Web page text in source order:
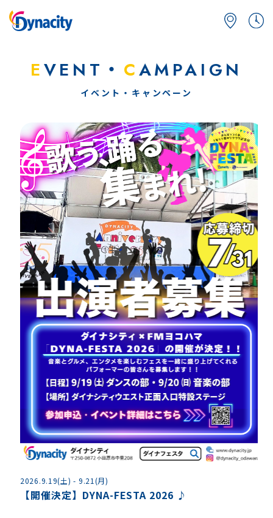
EVENT・ CAMPAIGN
イベント・キャンペーン
2026.9.19(土) - 9.21(月)
【開催決定】DYNA-FESTA 2026 ♪